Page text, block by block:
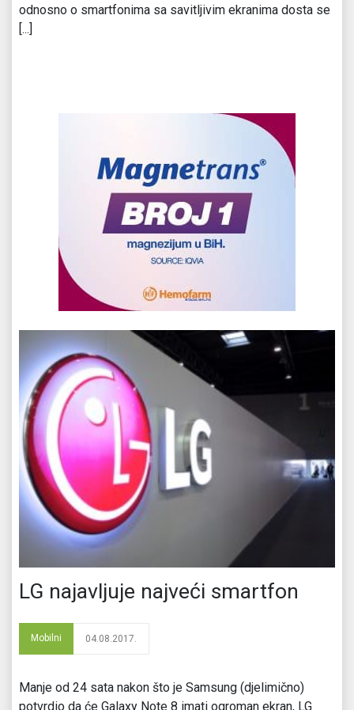
odnosno o smartfonima sa savitljivim ekranima dosta se
[...]
LG najavljuje najveći smartfon
Mobilni 04.08.2017.
Manje od 24 sata nakon što je Samsung (djelimično)
potvrdio da će Galaxy Note 8 imati ogroman ekran, LG